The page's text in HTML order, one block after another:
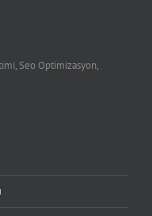
Seo Optimizasyon,